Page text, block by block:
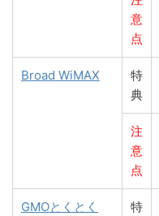
意
点
Broad WiMAX
特
典
注
意
点
GMOとくとく
特